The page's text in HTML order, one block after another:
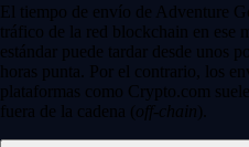
El tiempo de envío de Adventure
tráfico de la red blockchain en ese
estándar puede tardar desde unos
horas punta. Por el contrario, los
plataformas como Crypto.com
fuera de la cadena (off-chain ).